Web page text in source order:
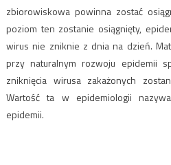
zbiorowiskowa powinna zostać
poziom ten zostanie osiągnięty,
wirus nie zniknie z dnia na dzień.
przy naturalnym rozwoju epidemii
zniknięcia wirusa zakażonych
Wartość ta w epidemiologii
epidemii.